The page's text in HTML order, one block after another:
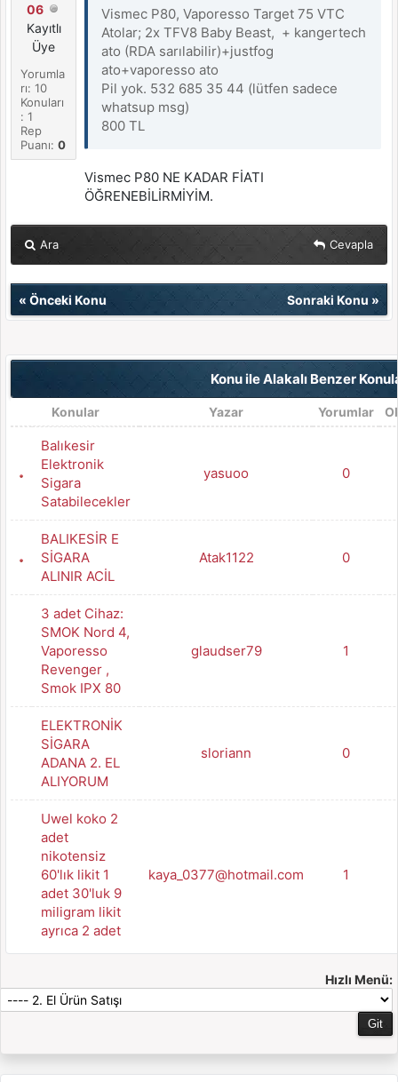
06
Kayıtlı
Üye
Yorumla
rı: 10
Konuları
: 1
Rep
Puanı:0
Vismec P80, Vaporesso Target 75 VTC
Atolar; 2x TFV8 Baby Beast, + kangertech
ato (RDA sarılabilir)+justfog
ato+vaporesso ato
Pil yok. 532 685 35 44 (lütfen sadece
whatsup msg)
800 TL
Vismec P80 NE KADAR FİATI
ÖĞRENEBİLİRMİYİM.
Ara Cevapla
« Önceki Konu Sonraki Konu »
Konu ile Alakalı Benzer
Konular Yazar Yorumlar
Balıkesir
Elektronik
Sigara
Satabilecekler
yasuoo 0
BALIKESİR E
SİGARA
ALINIR ACİL
Atak1122 0
3 adet Cihaz:
SMOK Nord 4,
Vaporesso
Revenger ,
Smok IPX 80
glaudser79 1
ELEKTRONİK
SİGARA
ADANA 2. EL
ALIYORUM
sloriann 0
Uwel koko 2
adet
nikotensiz
60'lık likit 1
adet 30'luk 9
miligram likit
ayrıca 2 adet
kaya_0377@hotmail.com 1
Hızlı Menü: